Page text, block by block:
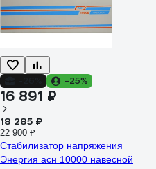
-25%
16 891 ₽
18 285 ₽
22 900 ₽
Стабилизатор напряжения
Энергия асн 10000 навесной